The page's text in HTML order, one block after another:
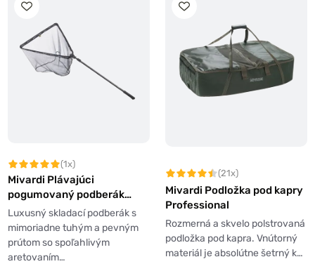
(1x)
Mivardi Plávajúci
pogumovaný podberák
Xtreme 250
Luxusný skladací podberák s
mimoriadne tuhým a pevným
prútom so spoľahlivým
aretovaním…
(21x)
Mivardi Podložka pod kapry
Professional
Rozmerná a skvelo polstrovaná
podložka pod kapra. Vnútorný
materiál je absolútne šetrný k…